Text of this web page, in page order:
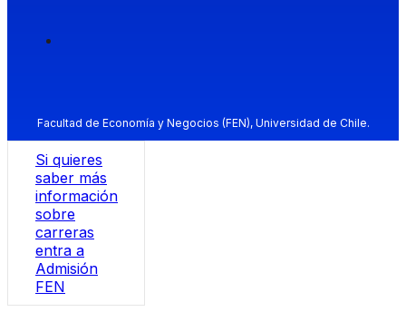
Facultad de Economía y Negocios (FEN), Universidad de Chile.
Si quieres
saber más
información
sobre
carreras
entra a
Admisión
FEN